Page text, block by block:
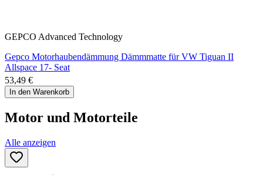
GEPCO Advanced Technology
Gepco Motorhaubendämmung Dämmmatte für VW Tiguan II
Allspace 17- Seat
53,49 €
In den Warenkorb
Motor und Motorteile
Alle anzeigen